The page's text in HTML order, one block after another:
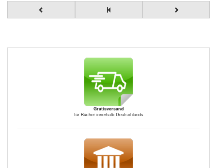
Gratisversand
für Bücher innerhalb Deutschlands